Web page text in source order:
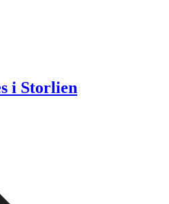
i Storlien